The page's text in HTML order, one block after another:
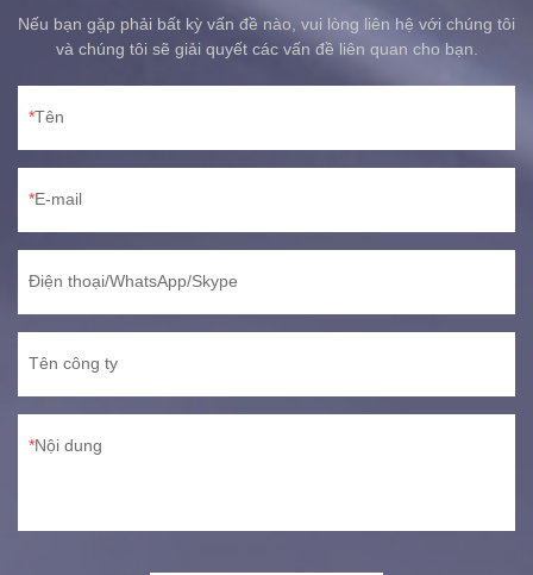
Nếu bạn gặp phải bất kỳ vấn đề nào, vui lòng liên hệ với chúng tôi
và chúng tôi sẽ giải quyết các vấn đề liên quan cho bạn.
Tên
E-mail
Điện thoại/WhatsApp/Skype
Tên công ty
Nội dung